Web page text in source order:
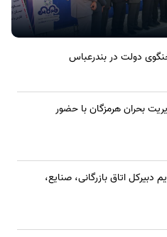
دولت در بندرعباس
بحران هرمزگان با حضور
اتاق بازرگانی، صنایع،